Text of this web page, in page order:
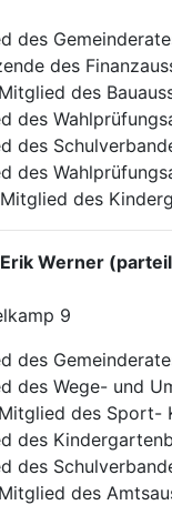
des
des
des
des
des
des
des
Werner
9
des
des Wege- und
des Sport-
des
des
des